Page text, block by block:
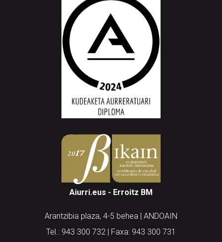
Aiurri.eus - Erroitz BM
Arantzibia plaza, 4-5 behea | ANDOAIN
Tel.: 943 300 732 | Faxa: 943 300 731